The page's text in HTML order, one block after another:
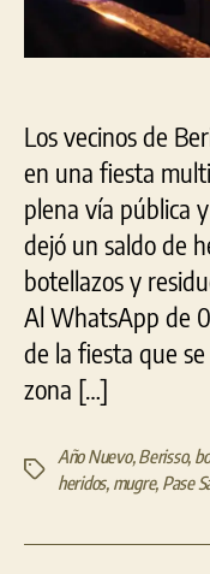
Los vecinos de
en una fiesta
plena vía pública
dejó un saldo de
botellazos y
Al WhatsApp de
de la fiesta que
zona […]
Etiquetas
Año Nuevo,Berisso,
heridos, mugre, Pase